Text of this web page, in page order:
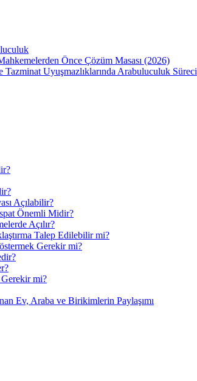
Önce Çözüm Masası (2026)
Uyuşmazlıklarında Arabuluculuk Süreci
Açılabilir?
Önemli Midir?
Açılır?
Talep Edilebilir mi?
Gerekir mi?
Gerekir mi?
Ev, Araba ve Birikimlerin Paylaşımı